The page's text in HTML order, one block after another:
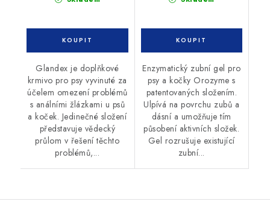
Glandex je doplňkové
krmivo pro psy vyvinuté za
účelem omezení problémů
s análními žlázkami u psů
a koček. Jedinečné složení
představuje vědecký
průlom v řešení těchto
problémů,...
Enzymatický zubní gel pro
psy a kočky Orozyme s
patentovaných složením.
Ulpívá na povrchu zubů a
dásní a umožňuje tím
působení aktivních složek.
Gel rozrušuje existující
zubní...